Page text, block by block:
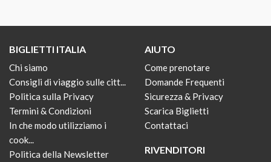
BIGLIETTI ITALIA
Chi siamo
Consigli di viaggio sulle citt...
Politica sulla Privacy
Termini & Condizioni
In che modo utilizziamo i
cook...
Politica della Newsletter
AIUTO
Come prenotare
Domande Frequenti
Sicurezza & Privacy
Scarica Biglietti
Contattaci
RIVENDITORI